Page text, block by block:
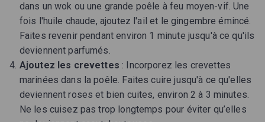
dans un wok ou une grande poêle à feu moyen-vif. Une
fois l'huile chaude, ajoutez l'ail et le gingembre émincé.
Faites revenir pendant environ 1 minute jusqu'à ce qu'ils
deviennent parfumés.
Ajoutez les crevettes : Incorporez les crevettes
marinées dans la poêle. Faites cuire jusqu'à ce qu'elles
deviennent roses et bien cuites, environ 2 à 3 minutes.
Ne les cuisez pas trop longtemps pour éviter qu’elles